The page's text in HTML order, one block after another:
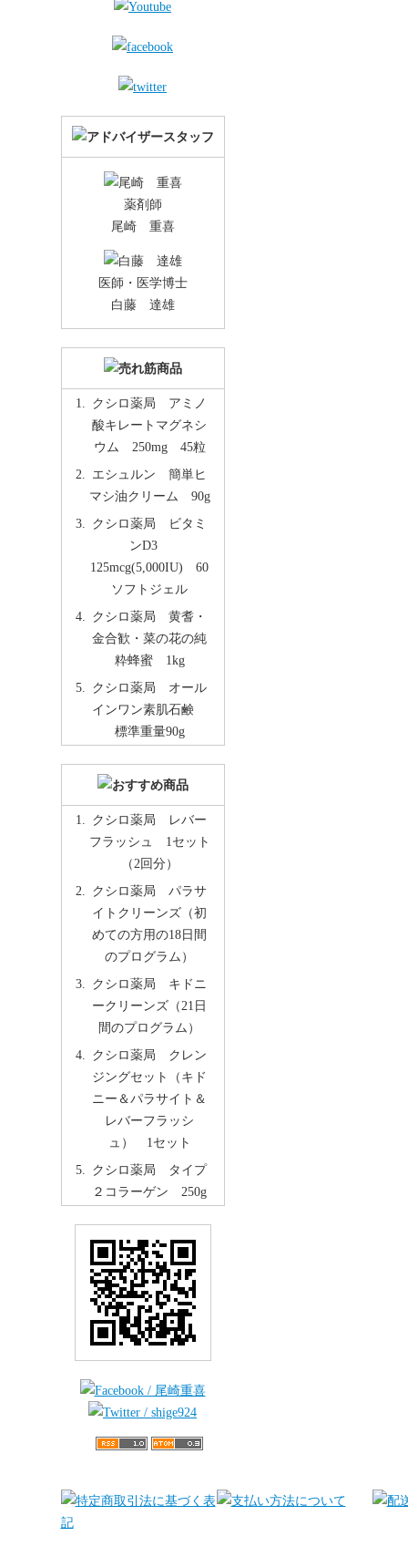
薬剤師
尾崎 重喜
医師・医学博士
白藤 達雄
クシロ薬局 アミノ
酸キレートマグネシ
ウム 250mg 45粒
エシュルン 簡単ヒ
マシ油クリーム 90g
クシロ薬局 ビタミ
ンD3
125mcg(5,000IU) 60
ソフトジェル
クシロ薬局 黄耆・
金合歓・菜の花の純
粋蜂蜜 1kg
クシロ薬局 オール
インワン素肌石鹸
標準重量90g
クシロ薬局 レバー
フラッシュ 1セット
（2回分）
クシロ薬局 パラサ
イトクリーンズ（初
めての方用の18日間
のプログラム）
クシロ薬局 キドニ
ークリーンズ（21日
間のプログラム）
クシロ薬局 クレン
ジングセット（キド
ニー＆パラサイト＆
レバーフラッシ
ュ） 1セット
クシロ薬局 タイプ
２コラーゲン 250g